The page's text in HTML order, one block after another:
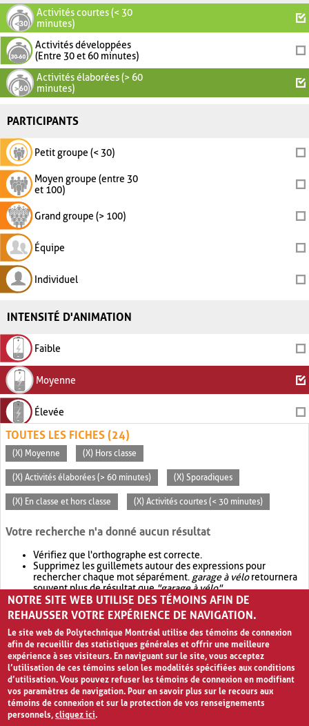
Activités courtes (< 30
minutes)
Activités développées
(Entre 30 et 60 minutes)
Activités élaborées (> 60
minutes)
PARTICIPANTS
Petit groupe (< 30)
Moyen groupe (entre 30
et 100)
Grand groupe (> 100)
Équipe
Individuel
INTENSITÉ D'ANIMATION
Faible
Moyenne
Élevée
TOUTES LES FICHES (24)
(X) Moyenne (X) Hors classe
(X) Activités élaborées (> 60 minutes) (X) Sporadiques
(X) En classe et hors classe (X) Activités courtes (< 30 minutes)
Votre recherche n'a donné aucun résultat
Vérifiez que l'orthographe est correcte.
Supprimez les guillemets autour des expressions pour
rechercher chaque mot séparément. garage à véloretournera
souvent plus de résultat que"garage à vélo".
Envisagez d'élargir votre recherche avec OR.garage OR vélo
retournera souvent plus de résultat quegarage à vélo
NOTRE SITE WEB UTILISE DES TÉMOINS AFIN DE
REHAUSSER VOTRE EXPÉRIENCE DE NAVIGATION.
Le site web de Polytechnique Montréal utilise des témoins de connexion
afin de recueillir des statistiques générales et offrir une meilleure
expérience à ses visiteurs. En naviguant sur le site, vous acceptez
l’utilisation de ces témoins selon les modalités spécifiées aux conditions
d’utilisation. Vous pouvez refuser les témoins de connexion en modifiant
vos paramètres de navigation. Pour en savoir plus sur le recours aux
témoins de connexion et sur la protection de vos renseignements
personnels,cliquez ici.